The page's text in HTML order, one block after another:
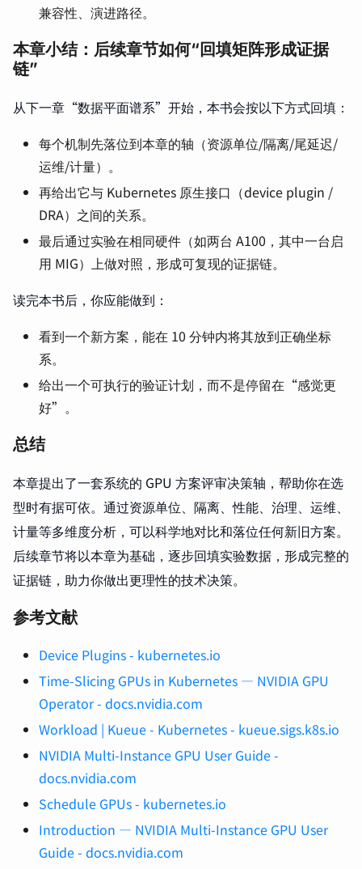
兼容性、演进路径。
本章小结：后续章节如何“回填矩阵形成证据
链”
从下一章“数据平面谱系”开始，本书会按以下方式回填：
每个机制先落位到本章的轴（资源单位/隔离/尾延迟/
运维/计量）。
再给出它与 Kubernetes 原生接口（device plugin /
DRA）之间的关系。
最后通过实验在相同硬件（如两台 A100，其中一台启
用 MIG）上做对照，形成可复现的证据链。
读完本书后，你应能做到：
看到一个新方案，能在 10 分钟内将其放到正确坐标
系。
给出一个可执行的验证计划，而不是停留在“感觉更
好”。
总结
本章提出了一套系统的 GPU 方案评审决策轴，帮助你在选
型时有据可依。通过资源单位、隔离、性能、治理、运维、
计量等多维度分析，可以科学地对比和落位任何新旧方案。
后续章节将以本章为基础，逐步回填实验数据，形成完整的
证据链，助力你做出更理性的技术决策。
参考文献
Device Plugins - kubernetes.io
Time-Slicing GPUs in Kubernetes — NVIDIA GPU
Operator - docs.nvidia.com
Workload | Kueue - Kubernetes - kueue.sigs.k8s.io
NVIDIA Multi-Instance GPU User Guide -
docs.nvidia.com
Schedule GPUs - kubernetes.io
Introduction — NVIDIA Multi-Instance GPU User
Guide - docs.nvidia.com